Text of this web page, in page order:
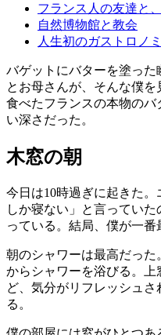
フランス人の友達と
自然博物館と教会
人生初のガストロノ
バゲットにバターを塗っ
とお母さんが、そんな僕
食べたフランスの本物の
い深さだった。
木窓の朝
今日は10時過ぎに起きた
しか寝ない」と言ってい
っている。結局、僕が一番
朝のシャワーは最高だっ
からシャワーを浴びる。
ど、気分がリフレッシュ
る。